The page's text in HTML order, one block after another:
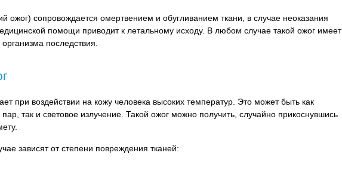
ожог) сопровождается омертвением и обугливанием ткани, в случае неоказания
помощи приводит к летальному исходу. В любом случае такой ожог имеет
последствия.
при воздействии на кожу человека высоких температур. Это может быть как
так и световое излучение. Такой ожог можно получить, случайно прикоснувшись
зависят от степени повреждения тканей: